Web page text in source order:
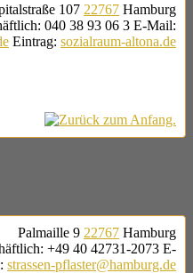
107 22767 Hamburg
: 040 38 93 06 3 E-Mail:
Eintrag: sozialraum-altona.de
Palmaille 9 22767 Hamburg
: +49 40 42731-2073 E-
: strassen-pflaster@hamburg.de